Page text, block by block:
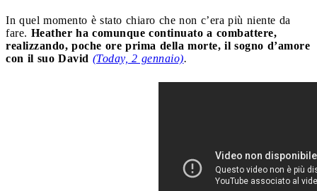
In quel momento è stato chiaro che non c’era più niente da
fare. Heather ha comunque continuato a combattere,
realizzando, poche ore prima della morte, il sogno d’amore
con il suo David (Today, 2 gennaio).